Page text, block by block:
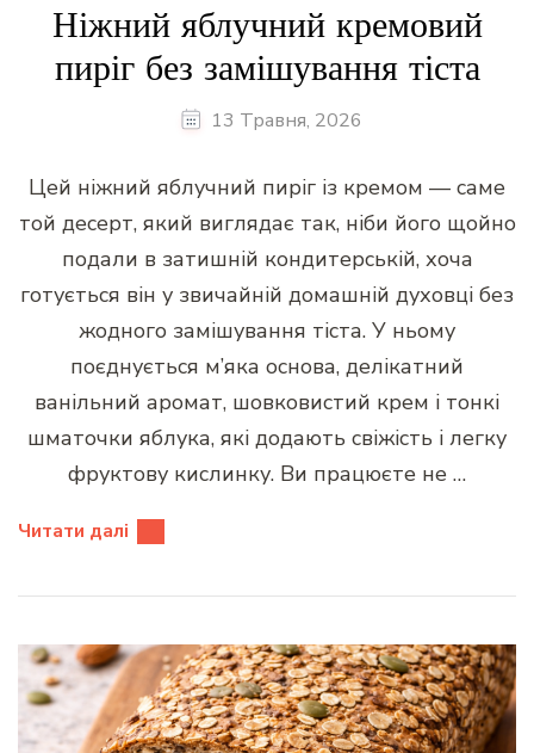
Ніжний яблучний кремовий
пиріг без замішування тіста
13 Травня, 2026
Цей ніжний яблучний пиріг із кремом — саме
той десерт, який виглядає так, ніби його щойно
подали в затишній кондитерській, хоча
готується він у звичайній домашній духовці без
жодного замішування тіста. У ньому
поєднується м’яка основа, делікатний
ванільний аромат, шовковистий крем і тонкі
шматочки яблука, які додають свіжість і легку
фруктову кислинку. Ви працюєте не …
Читати далі